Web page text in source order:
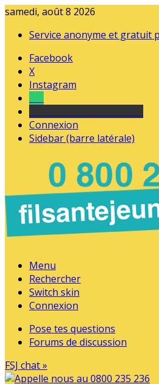
samedi, août 8 2026
Service anonyme et gratuit
Facebook
X
Instagram
Connexion
Sidebar (barre latérale)
Menu
Rechercher
Switch skin
Connexion
Pose tes questions
Forums de discussion
FSJ chat »